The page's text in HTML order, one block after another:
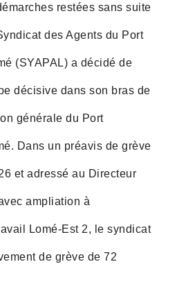
restées sans suite
des Agents du Port
(SYAPAL) a décidé de
décisive dans son bras de
générale du Port
Dans un préavis de grève
et adressé au Directeur
ampliation à
Lomé-Est 2, le syndicat
de grève de 72